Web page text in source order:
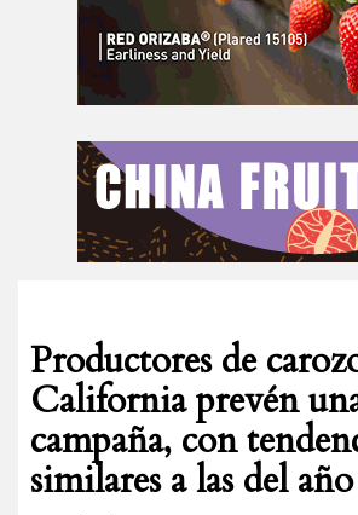
Productores de
California prevén
campaña, con
similares a las del